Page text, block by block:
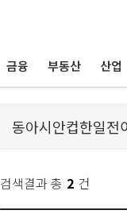
금융 부동산 산업
검색결과 총 2 건